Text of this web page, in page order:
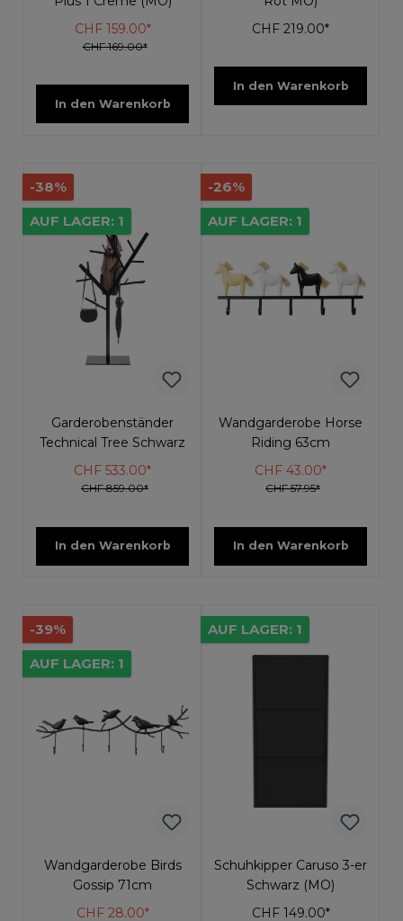
CHF 159.00*
CHF 169.00*
In den Warenkorb
CHF 219.00*
In den Warenkorb
-38%
AUF LAGER: 1
Garderobenständer
Technical Tree Schwarz
CHF 533.00*
CHF 859.00*
In den Warenkorb
-26%
AUF LAGER: 1
Wandgarderobe Horse
Riding 63cm
CHF 43.00*
CHF 57.95*
In den Warenkorb
-39%
AUF LAGER: 1
Wandgarderobe Birds
Gossip 71cm
CHF 28.00*
AUF LAGER: 1
Schuhkipper Caruso 3-er
Schwarz (MO)
CHF 149.00*